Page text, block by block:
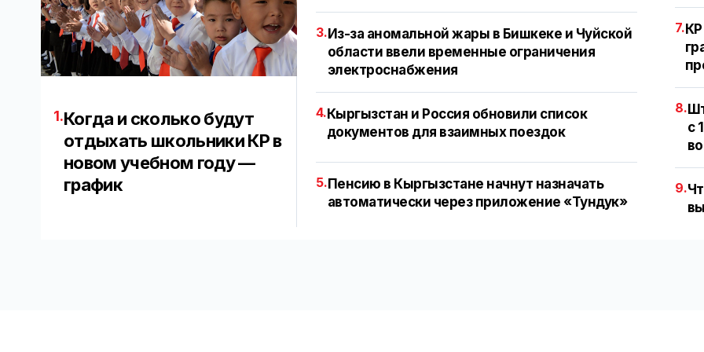
1.Когда и сколько будут
отдыхать школьники КР в
новом учебном году —
график
3. Из-за аномальной жары в Бишкеке и Чуйской
области ввели временные ограничения
электроснабжения
4. Кыргызстан и Россия обновили список
документов для взаимных поездок
5. Пенсию в Кыргызстане начнут назначать
автоматически через приложение «Тундук»
7.
8.
с
9.